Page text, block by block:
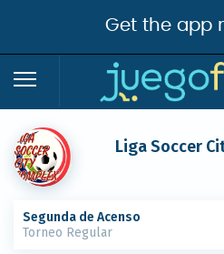
Get the app
Liga Soccer
Segunda de Acenso
Torneo Regular